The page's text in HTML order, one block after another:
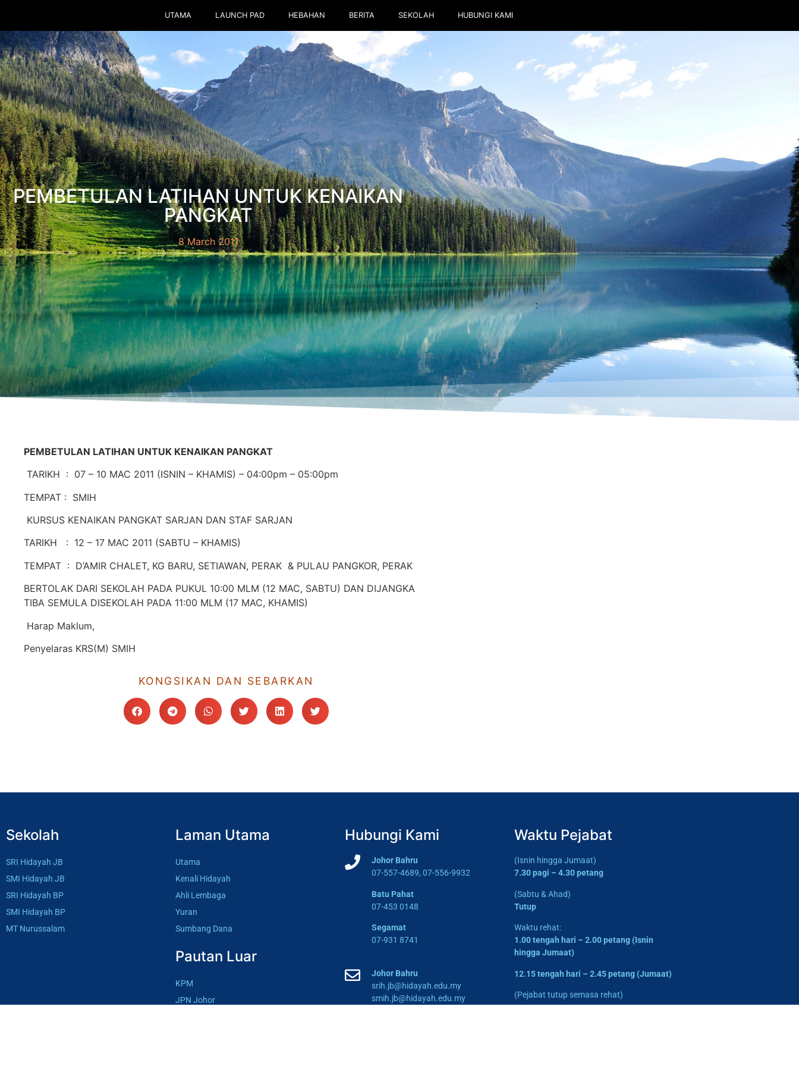
UTAMA LAUNCH PAD HEBAHAN BERITA SEKOLAH HUBUNGI KAMI
PEMBETULAN LATIHAN UNTUK KENAIKAN
PANGKAT
8 March 2011
PEMBETULAN LATIHAN UNTUK KENAIKAN PANGKAT
TARIKH : 07 – 10 MAC 2011 (ISNIN – KHAMIS) – 04:00pm – 05:00pm
TEMPAT : SMIH
KURSUS KENAIKAN PANGKAT SARJAN DAN STAF SARJAN
TARIKH : 12 – 17 MAC 2011 (SABTU – KHAMIS)
TEMPAT : D’AMIR CHALET, KG BARU, SETIAWAN, PERAK & PULAU PANGKOR, PERAK
BERTOLAK DARI SEKOLAH PADA PUKUL 10:00 MLM (12 MAC, SABTU) DAN DIJANGKA
TIBA SEMULA DISEKOLAH PADA 11:00 MLM (17 MAC, KHAMIS)
Harap Maklum,
Penyelaras KRS(M) SMIH
KONGSIKAN DAN SEBARKAN
Sekolah
SRI Hidayah JB
SMI Hidayah JB
SRI Hidayah BP
SMI Hidayah BP
MT Nurussalam
Laman Utama
Utama
Kenali Hidayah
Ahli Lembaga
Yuran
Sumbang Dana
Pautan Luar
KPM
JPN Johor
Hubungi Kami
Johor Bahru
07-557-4689, 07-556-9932
Batu Pahat
07-453 0148
Segamat
07-931 8741
Johor Bahru
srih.jb@hidayah.edu.my
smih.jb@hidayah.edu.my
Waktu Pejabat
(Isnin hingga Jumaat)
7.30 pagi – 4.30 petang
(Sabtu & Ahad)
Tutup
Waktu rehat:
1.00 tengah hari – 2.00 petang (Isnin
hingga Jumaat)
12.15 tengah hari – 2.45 petang (Jumaat)
(Pejabat tutup semasa rehat)